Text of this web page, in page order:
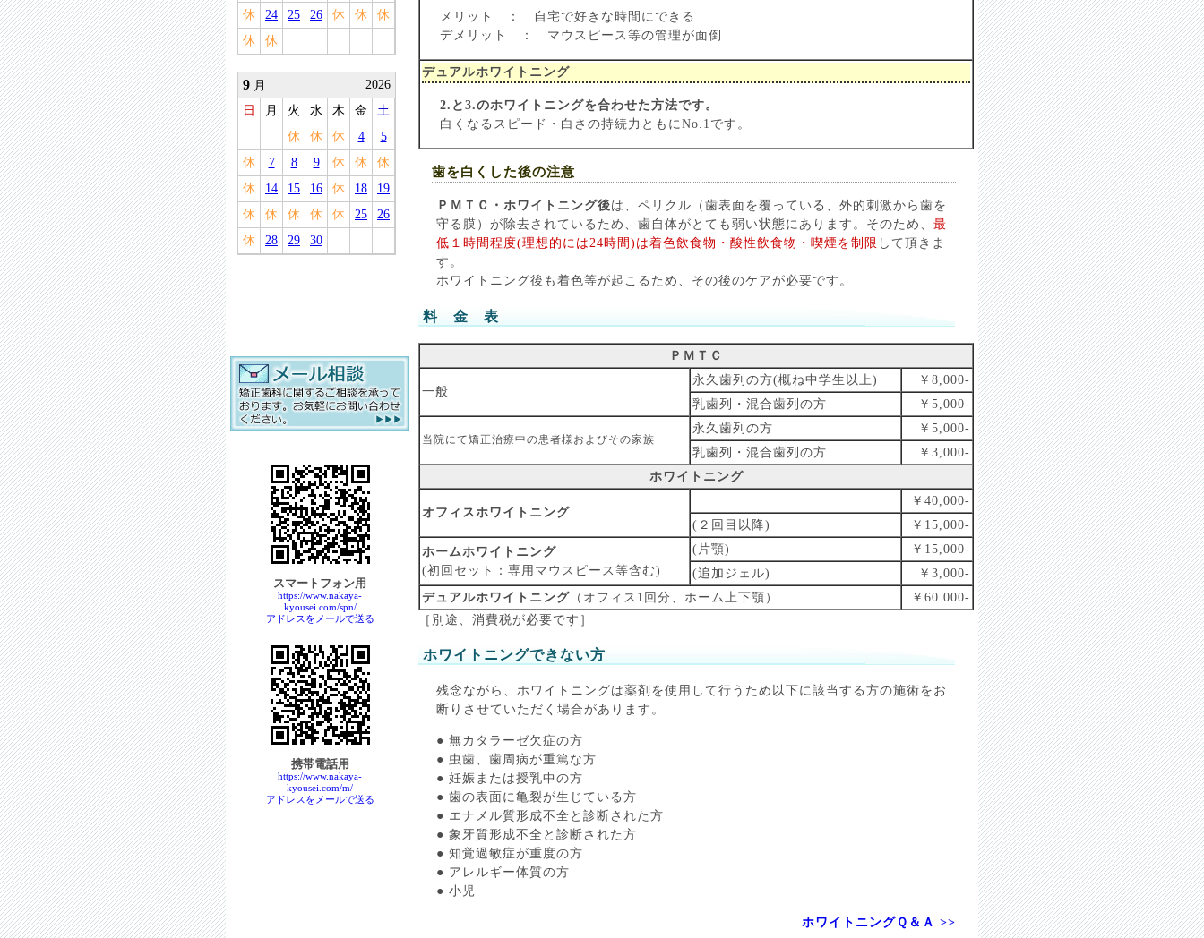
スマートフォン用
https://www.nakaya-
kyousei.com/spn/
アドレスをメールで送る
携帯電話用
https://www.nakaya-
kyousei.com/m/
アドレスをメールで送る
メリット ： 自宅で好きな時間にできる
デメリット ： マウスピース等の管理が面倒
デュアルホワイトニング
2.と3.のホワイトニングを合わせた方法です。
白くなるスピード・白さの持続力ともにNo.1です。
歯を白くした後の注意
ＰＭＴＣ・ホワイトニング後は、ペリクル（歯表面を覆っている、外的刺激から歯を
守る膜）が除去されているため、歯自体がとても弱い状態にあります。そのため、 最
低１時間程度(理想的には24時間)は着色飲食物・酸性飲食物・喫煙を制限 して頂きま
す。
ホワイトニング後も着色等が起こるため、その後のケアが必要です。
料 金 表
ＰＭＴＣ
一般
永久歯列の方(概ね中学生以上)
￥8,000-
乳歯列・混合歯列の方
￥5,000-
当院にて矯正治療中の患者様およびその家族
永久歯列の方
￥5,000-
乳歯列・混合歯列の方
￥3,000-
ホワイトニング
オフィスホワイトニング
￥40,000-
(２回目以降)
￥15,000-
ホームホワイトニング
(初回セット：専用マウスピース等含む)
(片顎)
￥15,000-
(追加ジェル)
￥3,000-
デュアルホワイトニング （オフィス1回分、ホーム上下顎）
￥60.000-
［別途、消費税が必要です］
ホワイトニングできない方
残念ながら、ホワイトニングは薬剤を使用して行うため以下に該当する方の施術をお
断りさせていただく場合があります。
● 無カタラーゼ欠症の方
● 虫歯、歯周病が重篤な方
● 妊娠または授乳中の方
● 歯の表面に亀裂が生じている方
● エナメル質形成不全と診断された方
● 象牙質形成不全と診断された方
● 知覚過敏症が重度の方
● アレルギー体質の方
● 小児
ホワイトニングＱ＆Ａ >>